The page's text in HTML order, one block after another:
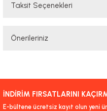
Taksit Seçenekleri
Önerileriniz
yetersiz gördüğünüz noktaları öneri
iletebilirsiniz.
Görüş ve önerileriniz için teşekkür
İNDİRİM FIRSATLARINI
E-bültene ücretsiz kayıt olun yeni